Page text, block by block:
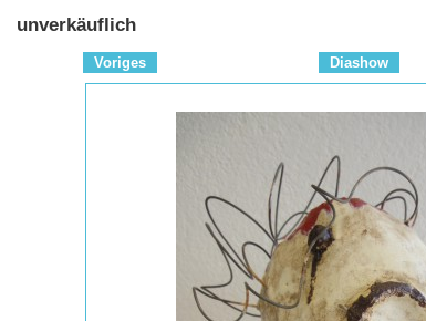
unverkäuflich
Voriges Diashow